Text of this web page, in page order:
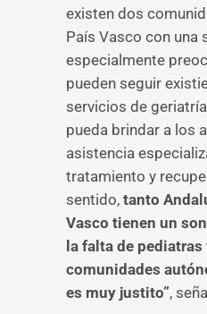
existen dos
País Vasco con una
especialmente
pueden seguir
servicios de
pueda brindar a los
asistencia
tratamiento y
sentido, tanto
Vasco tienen un
la falta de pediatras
comunidades
es muy justito”,